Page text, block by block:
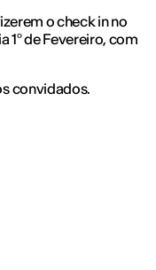
o check in no
1º de Fevereiro, com
convidados.